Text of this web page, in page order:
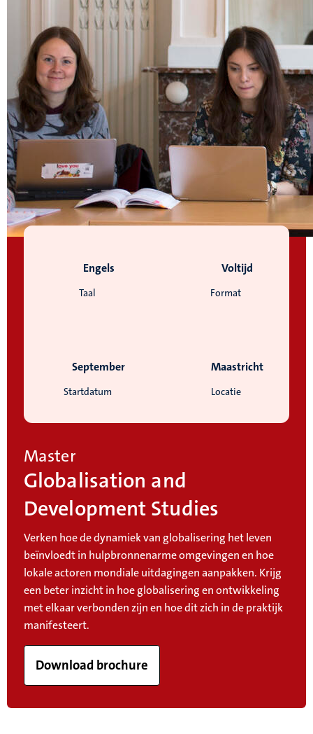
Taal
Engels
Format
Voltijd
Startdatum
September
Locatie
Maastricht
Master
Globalisation and
Development Studies
Verken hoe de dynamiek van globalisering het leven
beïnvloedt in hulpbronnenarme omgevingen en hoe
lokale actoren mondiale uitdagingen aanpakken. Krijg
een beter inzicht in hoe globalisering en ontwikkeling
met elkaar verbonden zijn en hoe dit zich in de praktijk
manifesteert.
Download brochure